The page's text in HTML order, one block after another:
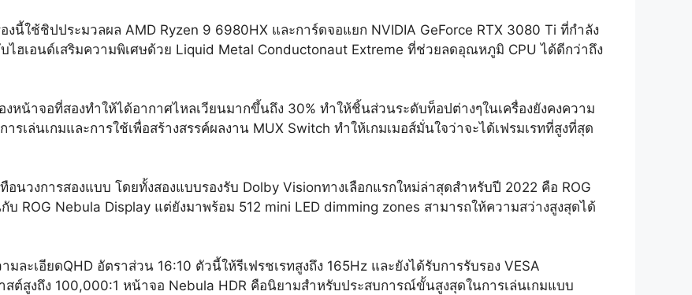
งนี้ใช้ชิปประมวลผล AMD Ryzen 9 6980HX และการ์ดจอแยก NVIDIA GeForce RTX 3080 Ti ที่กำลัง
ไฮเอนด์เสริมความพิเศษด้วย Liquid Metal Conductonaut Extreme ที่ช่วยลดอุณหภูมิ CPU ได้ดีกว่าถึง
หน้าจอที่สองทำให้ได้อากาศไหลเวียนมากขึ้นถึง 30% ทำให้ชิ้นส่วนระดับท็อปต่างๆในเครื่องยังคงความ
รเล่นเกมและการใช้เพื่อสร้างสรรค์ผลงาน MUX Switch ทำให้เกมเมอส์มั่นใจว่าจะได้เฟรมเรทที่สูงที่สุด
นวงการสองแบบ โดยทั้งสองแบบรองรับ Dolby Visionทางเลือกแรกใหม่ล่าสุดสำหรับปี 2022 คือ ROG
ROG Nebula Display แต่ยังมาพร้อม 512 mini LED dimming zones สามารถให้ความสว่างสูงสุดได้
ะเอียดQHD อัตราส่วน 16:10 ตัวนี้ให้รีเฟรชเรทสูงถึง 165Hz และยังได้รับการรับรอง VESA
ต์สูงถึง 100,000:1 หน้าจอ Nebula HDR คือนิยามสำหรับประสบการณ์ขั้นสูงสุดในการเล่นเกมแบบ